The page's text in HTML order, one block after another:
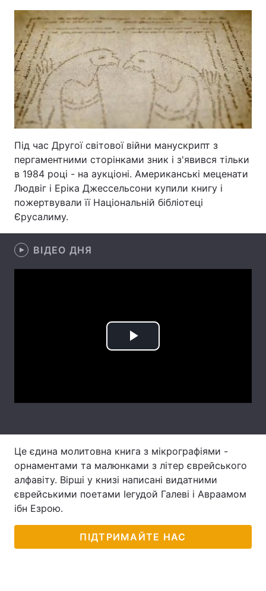
Техно і зв'язок Лайт
Зброя
Здоров'я Туризм
Цікавинки Погода
Екологія Регіони
Лонгріди
Відео з Youtube Статті
Інтерв'ю
Архів Вакансії
Під час Другої світової війни манускрипт з
пергаментними сторінками зник і з'явився тільки
в 1984 році - на аукціоні. Американські меценати
Людвіг і Еріка Джессельсони купили книгу і
пожертвували її Національній бібліотеці
Єрусалиму.
ВІДЕО ДНЯ
Play
Це єдина молитовна книга з мікрографіями -
орнаментами та малюнками з літер єврейського
алфавіту. Вірші у книзі написані видатними
єврейськими поетами Іегудой Галеві і Авраамом
ібн Езрою.
ПІДТРИМАЙТЕ НАС